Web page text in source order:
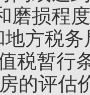
磨损程
方税
税暂行
的评估